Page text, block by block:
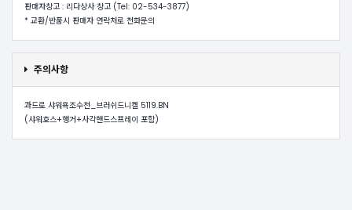
판매자창고 : 리다상사 창고 (Tel: 02-534-3877)
* 교환/반품시 판매자 연락처로 전화문의
주의사항
콰드로 샤워욕조수전_브러쉬드니켈 5119.BN
(샤워호스+행거+사각핸드스프레이 포함)